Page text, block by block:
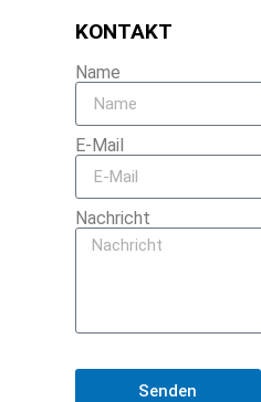
KONTAKT
Name
E-Mail
Nachricht
Senden